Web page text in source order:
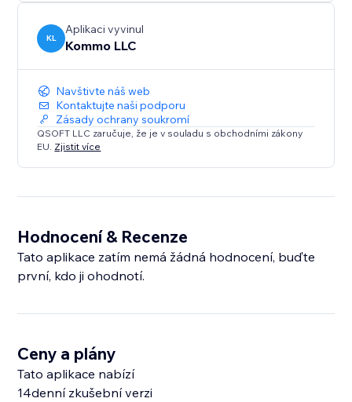
KL
Aplikaci vyvinul
Kommo LLC
Navštivte náš web
Kontaktujte naši podporu
Zásady ochrany soukromí
QSOFT LLC zaručuje, že je v souladu s obchodními zákony
EU. Zjistit více
Hodnocení & Recenze
Tato aplikace zatím nemá žádná hodnocení, buďte
první, kdo ji ohodnotí.
Ceny a plány
Tato aplikace nabízí
14denní zkušební verzi